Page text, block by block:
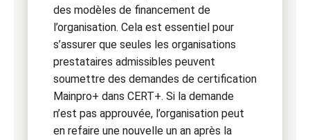
des modèles de financement de
l’organisation. Cela est essentiel pour
s’assurer que seules les organisations
prestataires admissibles peuvent
soumettre des demandes de certification
Mainpro+ dans CERT+. Si la demande
n’est pas approuvée, l’organisation peut
en refaire une nouvelle un an après la